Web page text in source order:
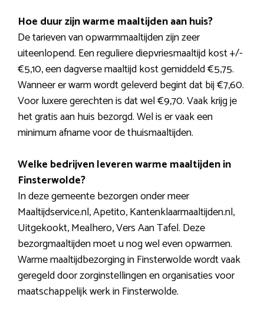
Hoe duur zijn warme maaltijden aan huis?
De tarieven van opwarmmaaltijden zijn zeer
uiteenlopend. Een reguliere diepvriesmaaltijd kost +/-
€5,10, een dagverse maaltijd kost gemiddeld €5,75.
Wanneer er warm wordt geleverd begint dat bij €7,60.
Voor luxere gerechten is dat wel €9,70. Vaak krijg je
het gratis aan huis bezorgd. Wel is er vaak een
minimum afname voor de thuismaaltijden.
Welke bedrijven leveren warme maaltijden in
Finsterwolde?
In deze gemeente bezorgen onder meer
Maaltijdservice.nl, Apetito, Kantenklaarmaaltijden.nl,
Uitgekookt, Mealhero, Vers Aan Tafel. Deze
bezorgmaaltijden moet u nog wel even opwarmen.
Warme maaltijdbezorging in Finsterwolde wordt vaak
geregeld door zorginstellingen en organisaties voor
maatschappelijk werk in Finsterwolde.